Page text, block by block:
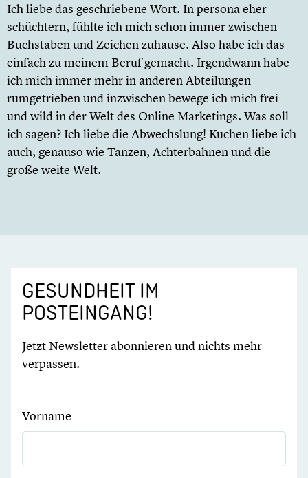
Ich liebe das geschriebene Wort. In persona eher
schüchtern, fühlte ich mich schon immer zwischen
Buchstaben und Zeichen zuhause. Also habe ich das
einfach zu meinem Beruf gemacht. Irgendwann habe
ich mich immer mehr in anderen Abteilungen
rumgetrieben und inzwischen bewege ich mich frei
und wild in der Welt des Online Marketings. Was soll
ich sagen? Ich liebe die Abwechslung! Kuchen liebe ich
auch, genauso wie Tanzen, Achterbahnen und die
große weite Welt.
GESUNDHEIT IM
POSTEINGANG!
Jetzt Newsletter abonnieren und nichts mehr
verpassen.
Vorname